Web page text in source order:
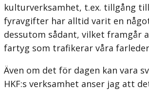
kulturverksamhet, t.ex. tillgång
fyravgifter har alltid varit en
dessutom sådant, vilket framgår
fartyg som trafikerar våra
Även om det för dagen kan vara
HKF:s verksamhet anser jag att